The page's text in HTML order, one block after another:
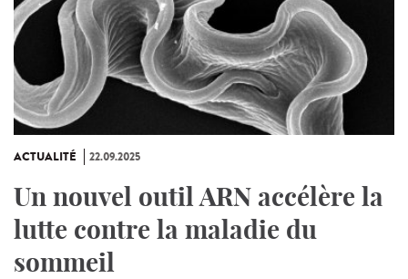
ACTUALITÉ 22.09.2025
Un nouvel outil ARN accélère la
lutte contre la maladie du
sommeil